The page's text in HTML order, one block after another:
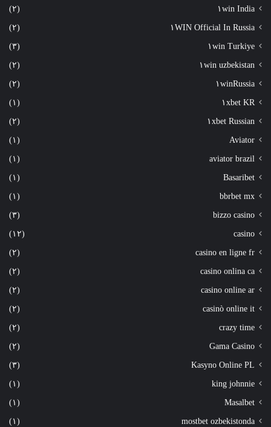
١win India (٢)
١WIN Official In Russia (٢)
١win Turkiye (٣)
١win uzbekistan (٢)
١winRussia (٢)
١xbet KR (١)
١xbet Russian (٢)
Aviator (١)
aviator brazil (١)
Basaribet (١)
bbrbet mx (١)
bizzo casino (٣)
casino (١٢)
casino en ligne fr (٢)
casino onlina ca (٢)
casino online ar (٢)
casinò online it (٢)
crazy time (٢)
Gama Casino (٢)
Kasyno Online PL (٣)
king johnnie (١)
Masalbet (١)
mostbet ozbekistonda (١)